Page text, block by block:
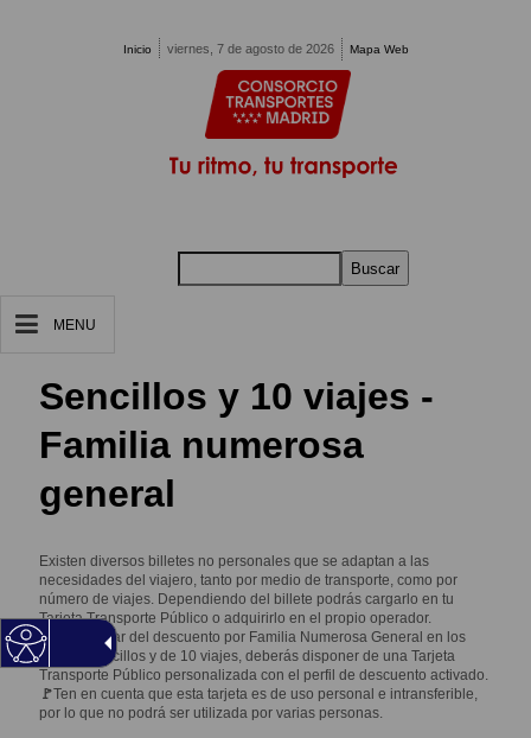
Inicio viernes, 7 de agosto de 2026 Mapa Web
Buscar
MENU
Sencillos y 10 viajes -
Familia numerosa
general
Existen diversos billetes no personales que se adaptan a las
necesidades del viajero, tanto por medio de transporte, como por
número de viajes. Dependiendo del billete podrás cargarlo en tu
Tarjeta Transporte Público o adquirirlo en el propio operador.
Para disfrutar del descuento por Familia Numerosa General en los
billetes sencillos y de 10 viajes, deberás disponer de una Tarjeta
Transporte Público personalizada con el perfil de descuento activado.
🚩Ten en cuenta que esta tarjeta es de uso personal e intransferible,
por lo que no podrá ser utilizada por varias personas.